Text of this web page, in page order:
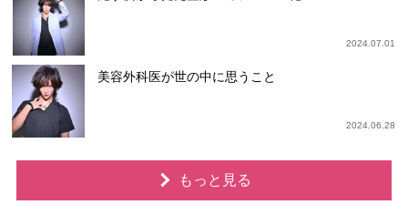
2024.07.01
美容外科医が世の中に思うこと
2024.06.28
もっと見る